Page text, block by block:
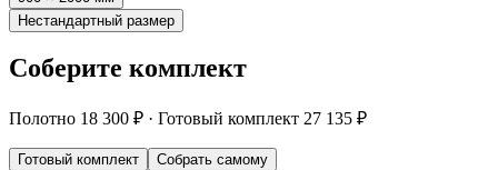
Нестандартный размер
Соберите комплект
Полотно 18 300 ₽ · Готовый комплект 27 135 ₽
Готовый комплект Собрать самому